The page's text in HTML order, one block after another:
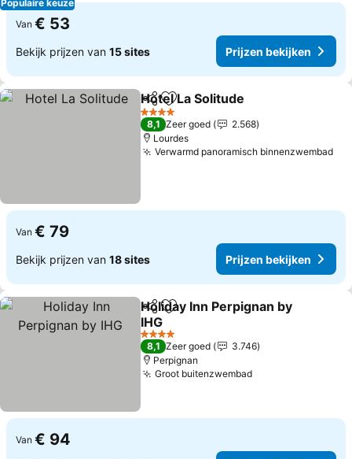
Populaire keuze
Van € 53
Bekijk prijzen van 15 sites Prijzen bekijken
DelenToevoegen aan favorieten
Hotel La Solitude
4 Sterren
8,1 Zeer goed
2.568
Lourdes
Verwarmd panoramisch binnenzwembad
Van € 79
Bekijk prijzen van 18 sites Prijzen bekijken
DelenToevoegen aan favorieten
Holiday Inn Perpignan by
IHG
4 Sterren
8,1 Zeer goed
3.746
Perpignan
Groot buitenzwembad
Van € 94